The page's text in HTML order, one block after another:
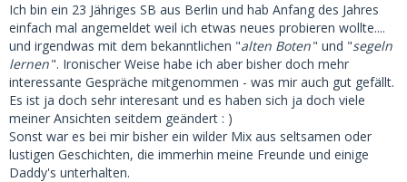
Ich bin ein 23 Jähriges SB aus Berlin und hab Anfang des Jahres
einfach mal angemeldet weil ich etwas neues probieren wollte....
und irgendwas mit dem bekanntlichen "alten Boten" und "segeln
lernen". Ironischer Weise habe ich aber bisher doch mehr
interessante Gespräche mitgenommen - was mir auch gut gefällt.
Es ist ja doch sehr interesant und es haben sich ja doch viele
meiner Ansichten seitdem geändert : )
Sonst war es bei mir bisher ein wilder Mix aus seltsamen oder
lustigen Geschichten, die immerhin meine Freunde und einige
Daddy's unterhalten.